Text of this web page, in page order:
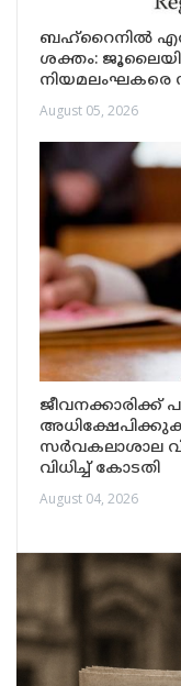
ബഹ്റൈനിൽ
ശക്തം: ജൂലൈയിൽ
നിയമലംഘകരെ
August 05, 2026
ജീവനക്കാരിക്ക്
സർവകലാശാല
വിധിച്ച് കോടതി
August 04, 2026